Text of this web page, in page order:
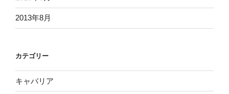
2013年8月
カテゴリー
キャバリア